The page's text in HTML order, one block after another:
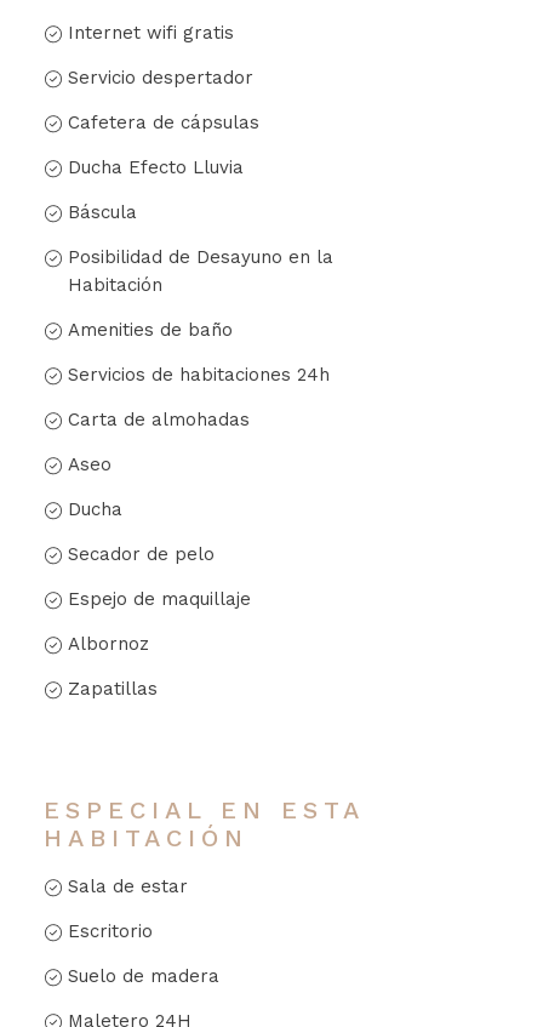
Internet wifi gratis
Servicio despertador
Cafetera de cápsulas
Ducha Efecto Lluvia
Báscula
Posibilidad de Desayuno en la
Habitación
Amenities de baño
Servicios de habitaciones 24h
Carta de almohadas
Aseo
Ducha
Secador de pelo
Espejo de maquillaje
Albornoz
Zapatillas
ESPECIAL EN ESTA
HABITACIÓN
Sala de estar
Escritorio
Suelo de madera
Maletero 24H